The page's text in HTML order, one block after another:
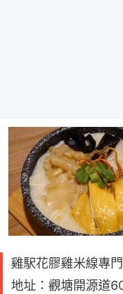
雞駅花膠雞米線專
地址：觀塘開源道